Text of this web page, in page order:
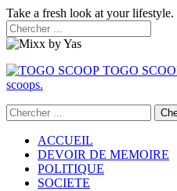
Take a fresh look at your lifestyle.
TOGO
scoops.
ACCUEIL
DEVOIR DE MEMOIRE
POLITIQUE
SOCIETE